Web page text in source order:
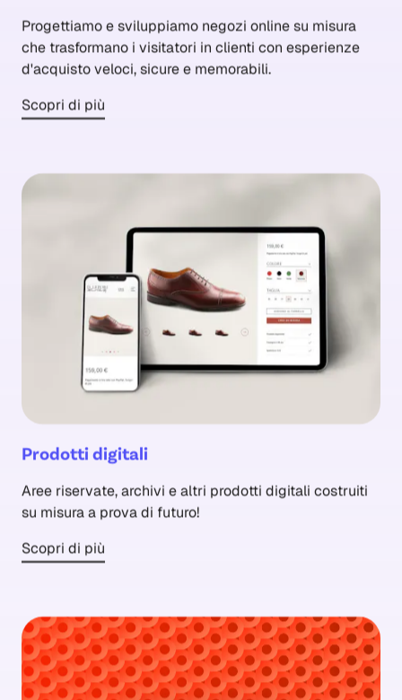
Progettiamo e sviluppiamo negozi online su misura
che trasformano i visitatori in clienti con esperienze
d'acquisto veloci, sicure e memorabili.
Scopri di più
Prodotti digitali
Aree riservate, archivi e altri prodotti digitali costruiti
su misura a prova di futuro!
Scopri di più